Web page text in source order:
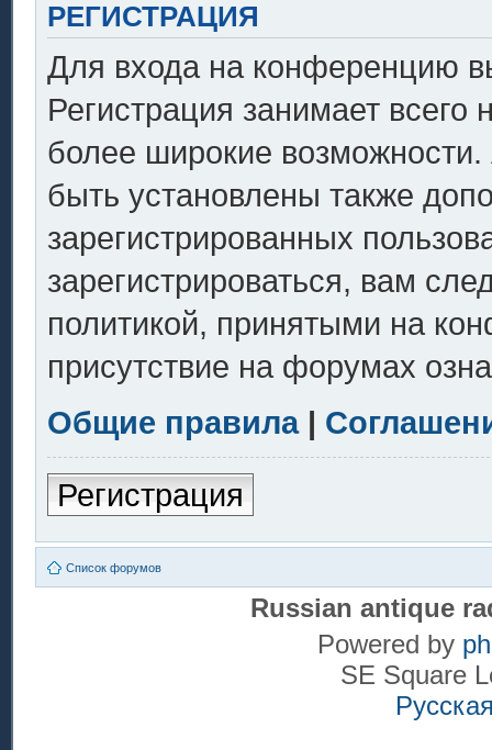
РЕГИСТРАЦИЯ
Для входа на конференцию
Регистрация занимает всего
более широкие
быть установлены также
зарегистрированных
зарегистрироваться, вам
политикой, принятыми на
присутствие на форумах
Общие правила|
Регистрация
Список форумов
Russian antique
Powered by
SE Square